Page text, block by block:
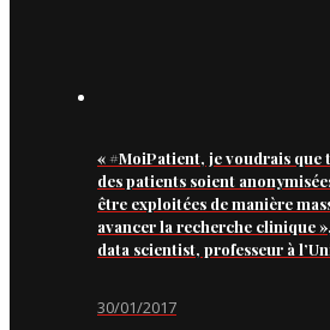
« #MoiPatient, je voudrais que
des patients soient
être exploitées de manière
avancer la recherche clinique
data scientist, professeur à
30/01/2017